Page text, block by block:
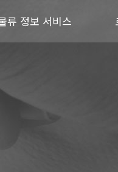
류 정보 서비스